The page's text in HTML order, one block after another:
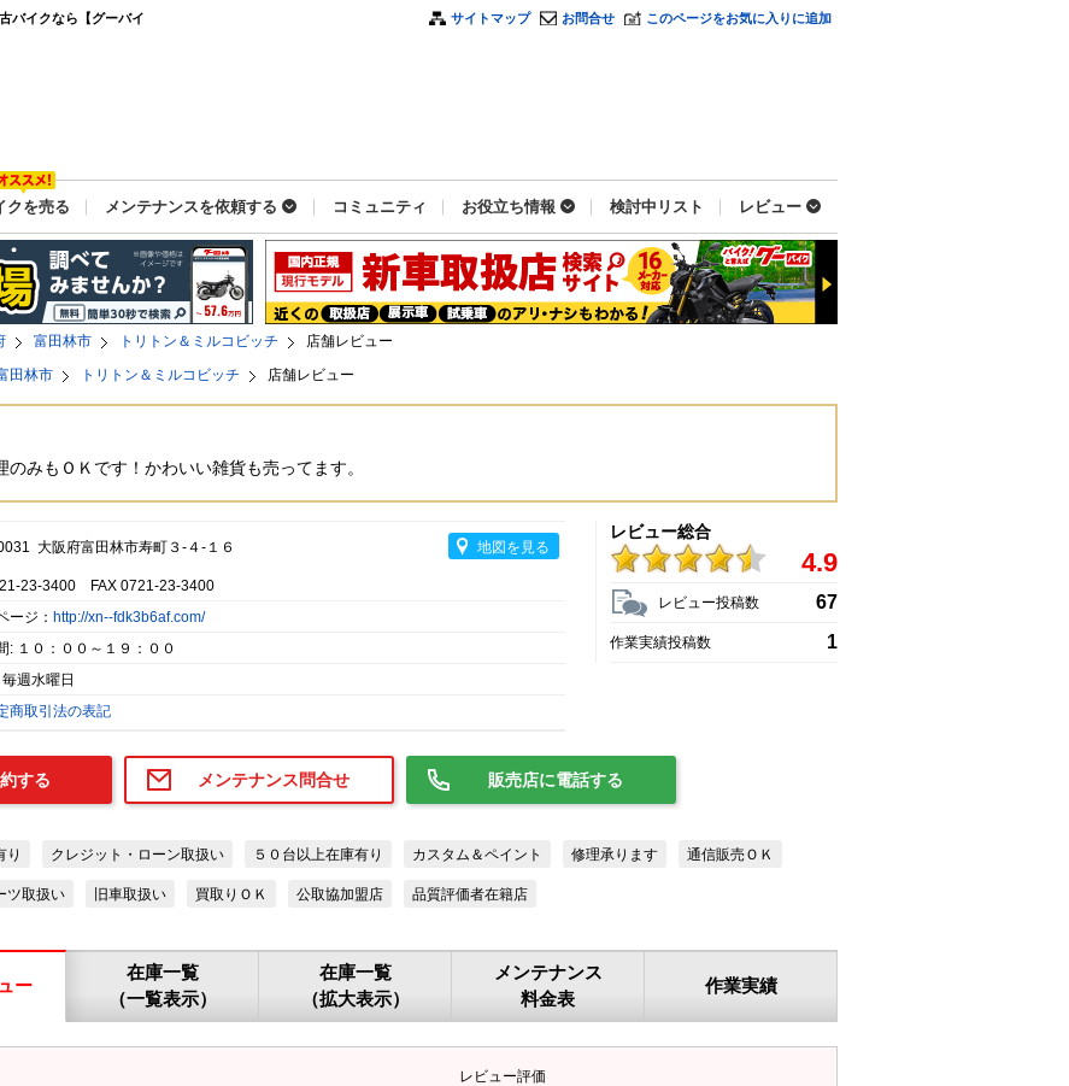
バイクなら【グーバイ
サイトマップ お問合せ このページをお気に入りに追加
クを売る メンテナンスを依頼する コミュニティ お役立ち情報 検討中リスト レビュー
富田林市 トリトン＆ミルコビッチ
店舗レビュー
田林市 トリトン＆ミルコビッチ 店舗レビュー
みもＯＫです！かわいい雑貨も売ってます。
大阪府富田林市寿町３-４-１６ 地図を見る
23-3400 FAX 0721-23-3400
ージ： http://xn--fdk3b6af.com/
: １０：００～１９：００
週水曜日
商取引法の表記
レビュー総合
4.9
レビュー投稿数 67
作業実績投稿数 1
する メンテナンス問合せ 販売店に電話する
り クレジット・ローン取扱い ５０台以上在庫有り カスタム＆ペイント 修理承ります 通信販売ＯＫ
ツ取扱い 旧車取扱い 買取りＯＫ 公取協加盟店 品質評価者在籍店
ー
在庫一覧
（一覧表示）
在庫一覧
（拡大表示）
メンテナンス
料金表
作業実績
レビュー評価